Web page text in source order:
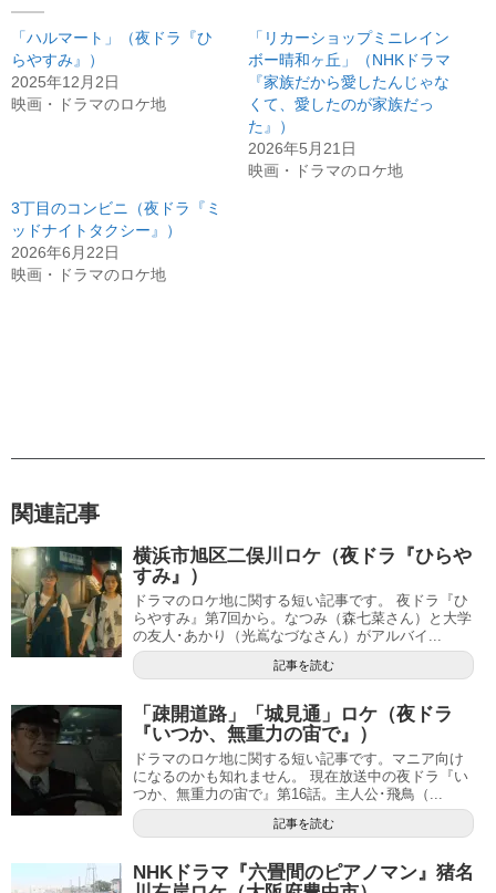
「ハルマート」（夜ドラ『ひ
らやすみ』）
2025年12月2日
映画・ドラマのロケ地
「リカーショップミニレイン
ボー晴和ヶ丘」（NHKドラマ
『家族だから愛したんじゃな
くて、愛したのが家族だっ
た』）
2026年5月21日
映画・ドラマのロケ地
3丁目のコンビニ（夜ドラ『ミ
ッドナイトタクシー』）
2026年6月22日
映画・ドラマのロケ地
関連記事
横浜市旭区二俣川ロケ（夜ドラ『ひらや
すみ』）
ドラマのロケ地に関する短い記事です。 夜ドラ『ひ
らやすみ』第7回から。なつみ（森七菜さん）と大学
の友人･あかり（光嶌なづなさん）がアルバイ...
記事を読む
「疎開道路」「城見通」ロケ（夜ドラ
『いつか、無重力の宙で』）
ドラマのロケ地に関する短い記事です。マニア向け
になるのかも知れません。 現在放送中の夜ドラ『い
つか、無重力の宙で』第16話。主人公･飛鳥（...
記事を読む
NHKドラマ『六畳間のピアノマン』猪名